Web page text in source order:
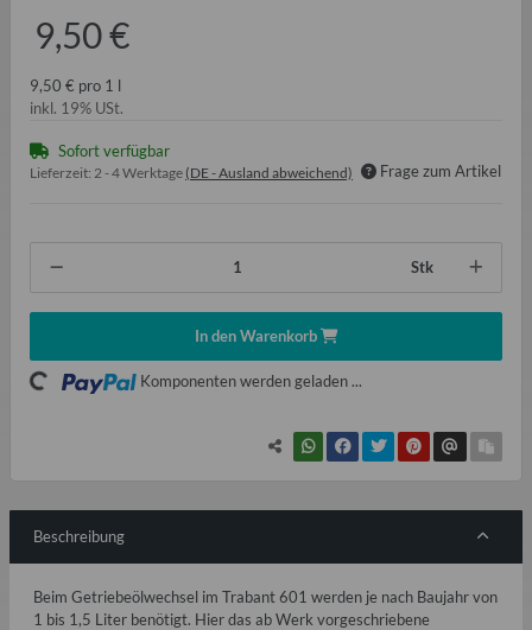
9,50 €
9,50 € pro 1 l
inkl. 19% USt.
Sofort verfügbar
Lieferzeit: 2 - 4 Werktage (DE - Ausland abweichend) Frage zum Artikel
Stk
In den Warenkorb
Komponenten werden geladen ...
Beschreibung
Beim Getriebeölwechsel im Trabant 601 werden je nach Baujahr von
1 bis 1,5 Liter benötigt. Hier das ab Werk vorgeschriebene